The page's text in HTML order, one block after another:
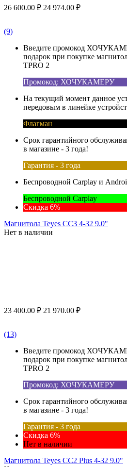
26 600.00 ₽ 24 974.00 ₽
(9)
Введите промокод
подарок при покупке
TPRO 2
Промокод: ХОЧУКАМЕРУ
На текущий момент данное
передовым в линейке
Флагман
Срок гарантийного
в магазине - 3 года!
Гарантия - 3 года
Беспроводной Carplay и
Беспроводной Carplay
Скидка 6%
Магнитола Teyes CC3 4-32 9.0"
Нет в наличии
23 400.00 ₽ 21 970.00 ₽
(13)
Введите промокод
подарок при покупке
TPRO 2
Промокод: ХОЧУКАМЕРУ
Срок гарантийного
в магазине - 3 года!
Гарантия - 3 года
Скидка 6%
Нет в наличии
Магнитола Teyes CC2 Plus 4-32 9.0"